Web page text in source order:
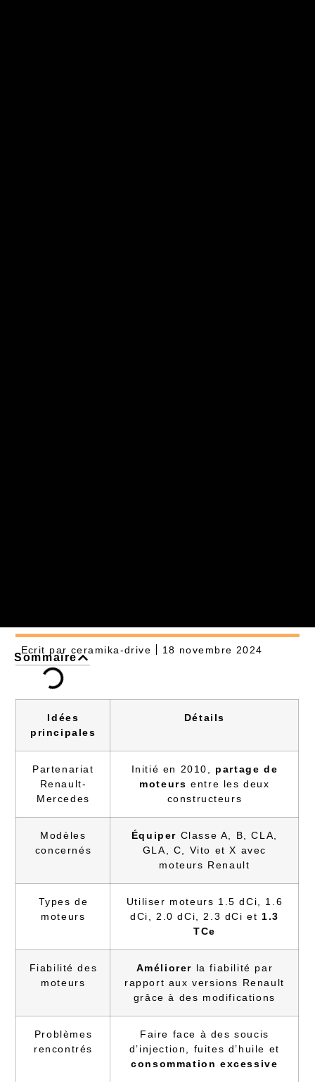
Ecrit par ceramika-drive 18 novembre 2024
Sommaire
Idées
principales
Détails
Partenariat
Renault-
Mercedes
Initié en 2010, partage de
moteurs entre les deux
constructeurs
Modèles
concernés
Équiper Classe A, B, CLA,
GLA, C, Vito et X avec
moteurs Renault
Types de
moteurs
Utiliser moteurs 1.5 dCi, 1.6
dCi, 2.0 dCi, 2.3 dCi et 1.3
TCe
Fiabilité des
moteurs
Améliorer la fiabilité par
rapport aux versions Renault
grâce à des modifications
Problèmes
rencontrés
Faire face à des soucis
d’injection, fuites d’huile et
consommation excessive